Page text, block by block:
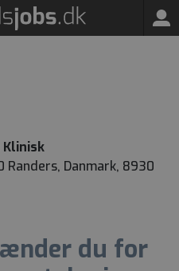
Klinisk
Randers, Danmark, 8930
du for